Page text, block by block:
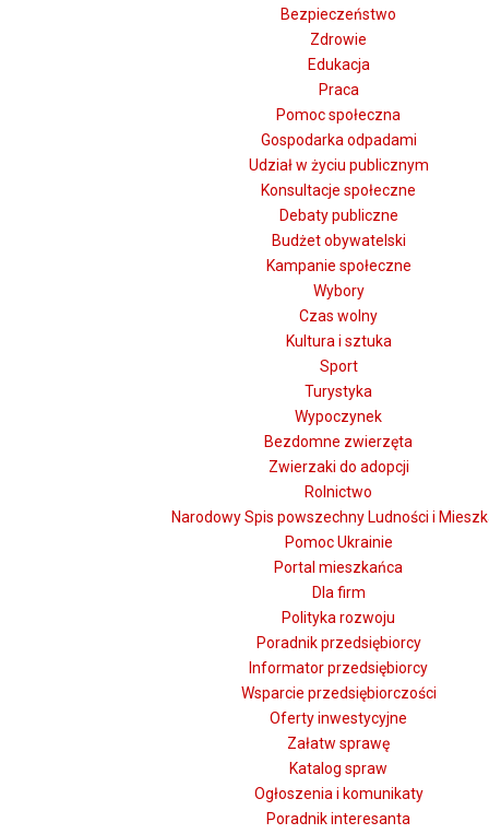
Bezpieczeństwo
Zdrowie
Edukacja
Praca
Pomoc społeczna
Gospodarka odpadami
Udział w życiu publicznym
Konsultacje społeczne
Debaty publiczne
Budżet obywatelski
Kampanie społeczne
Wybory
Czas wolny
Kultura i sztuka
Sport
Turystyka
Wypoczynek
Bezdomne zwierzęta
Zwierzaki do adopcji
Rolnictwo
Narodowy Spis powszechny Ludności i
Pomoc Ukrainie
Portal mieszkańca
Dla firm
Polityka rozwoju
Poradnik przedsiębiorcy
Informator przedsiębiorcy
Wsparcie przedsiębiorczości
Oferty inwestycyjne
Załatw sprawę
Katalog spraw
Ogłoszenia i komunikaty
Poradnik interesanta